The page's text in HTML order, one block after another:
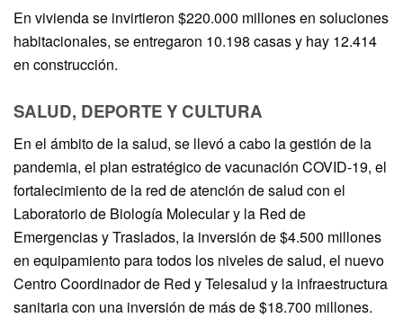
En vivienda se invirtieron $220.000 millones en soluciones
habitacionales, se entregaron 10.198 casas y hay 12.414
en construcción.
SALUD, DEPORTE Y CULTURA
En el ámbito de la salud, se llevó a cabo la gestión de la
pandemia, el plan estratégico de vacunación COVID-19, el
fortalecimiento de la red de atención de salud con el
Laboratorio de Biología Molecular y la Red de
Emergencias y Traslados, la inversión de $4.500 millones
en equipamiento para todos los niveles de salud, el nuevo
Centro Coordinador de Red y Telesalud y la infraestructura
sanitaria con una inversión de más de $18.700 millones.